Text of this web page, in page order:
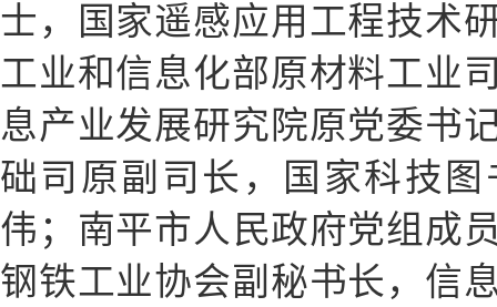
士，国家遥感应用工程技术
工业和信息化部原材料工业
息产业发展研究院原党委书
础司原副司长，国家科技
伟；南平市人民政府党组成
钢铁工业协会副秘书长，信